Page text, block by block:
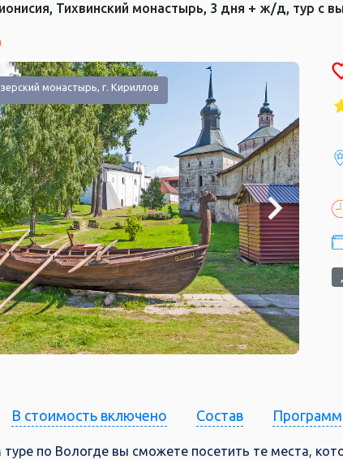
Тихвинский монастырь, 3 дня + ж/д, тур с
монастырь, г. Кириллов
В стоимость включено Состав
туре по Вологде вы сможете посетить те места,